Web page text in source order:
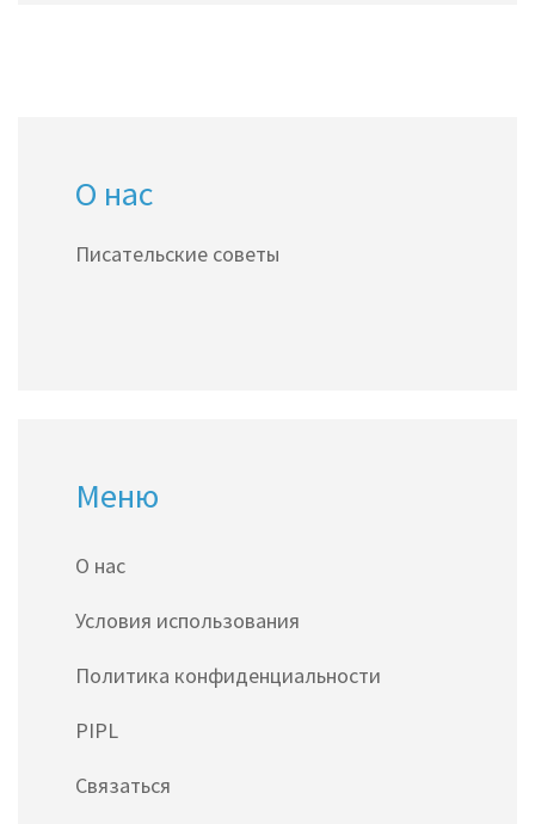
Практические советы помогут преодолеть
О нас
Писательские советы
Меню
О нас
Условия использования
Политика конфиденциальности
PIPL
Связаться